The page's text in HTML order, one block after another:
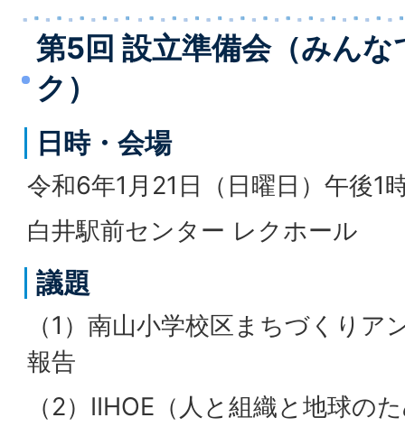
第5回 設立準備会（みん
ク）
日時・会場
令和6年1月21日（日曜日）午後1
白井駅前センター レクホール
議題
（1）南山小学校区まちづくりア
報告
（2）IIHOE（人と組織と地球の